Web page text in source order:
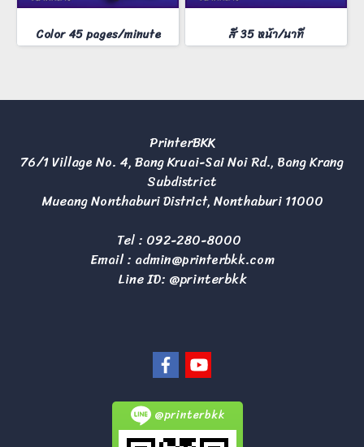
Color 45 pages/minute สี 35 หน้า/นาที
PrinterBKK
76/1 Village No. 4, Bang Kruai-Sai Noi Rd., Bang Krang
Subdistrict
Mueang Nonthaburi District, Nonthaburi 11000
Tel : 092-280-8000
Email : admin@printerbkk.com
Line ID: @printerbkk
@printerbkk